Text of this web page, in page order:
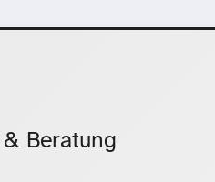
Beratung